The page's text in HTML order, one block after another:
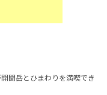
聞岳とひまわりを満喫でき